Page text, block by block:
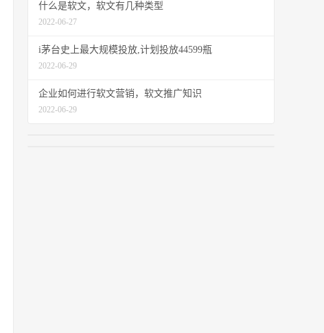
什么是软文，软文有几种类型
2022-06-27
i茅台史上最大规模投放,计划投放44599瓶
2022-06-29
企业如何进行软文营销，软文推广知识
2022-06-29